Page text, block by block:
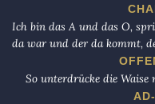
Ich bin das A und das O,
da war und der da kommt,
So unterdrücke die